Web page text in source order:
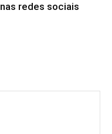
redes sociais